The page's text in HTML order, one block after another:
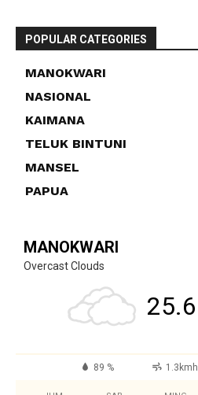
POPULAR CATEGORIES
MANOKWARI
NASIONAL
KAIMANA
TELUK BINTUNI
MANSEL
PAPUA
MANOKWARI
Overcast Clouds
25.6
89 % 1.3kmh